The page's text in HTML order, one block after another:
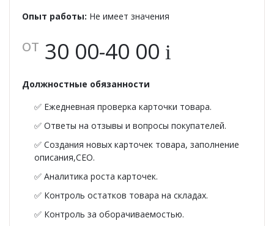
Брюки и юбки
Джемпер на молнии
Распродажа
Опыт работы: Не имеет значения
от 30 00-40 00 i
Должностные обязанности
✅ Ежедневная проверка карточки товара.
✅ Ответы на отзывы и вопросы покупателей.
✅ Создания новых карточек товара, заполнение
описания,CEO.
✅ Аналитика роста карточек.
✅ Контроль остатков товара на складах.
✅ Контроль за оборачиваемостью.